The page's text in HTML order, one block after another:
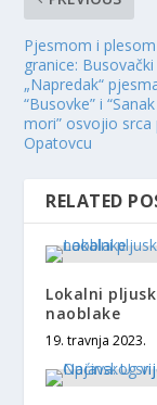
Pjesmom i
granice: Busovački
„Napredak“
“Busovke” i
mori” osvojio srca
Opatovcu
RELATED
Lokalni
naoblake
19. travnja 2023.